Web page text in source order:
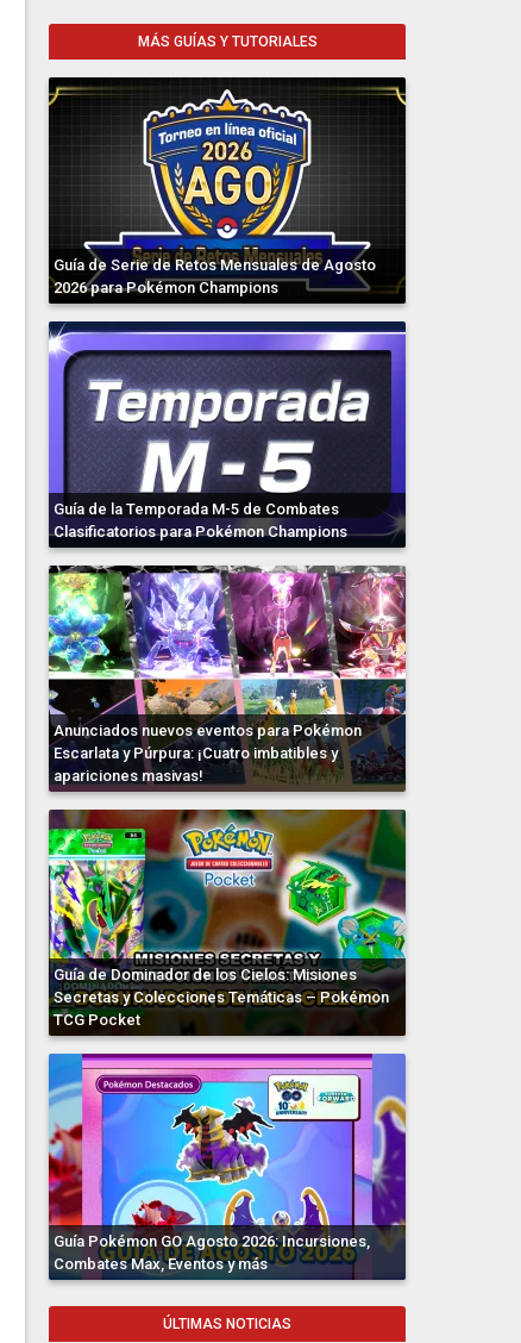
MÁS GUÍAS Y TUTORIALES
Guía de Serie de Retos Mensuales de Agosto
2026 para Pokémon Champions
Guía de la Temporada M-5 de Combates
Clasificatorios para Pokémon Champions
Anunciados nuevos eventos para Pokémon
Escarlata y Púrpura: ¡Cuatro imbatibles y
apariciones masivas!
Guía de Dominador de los Cielos: Misiones
Secretas y Colecciones Temáticas – Pokémon
TCG Pocket
Guía Pokémon GO Agosto 2026: Incursiones,
Combates Max, Eventos y más
ÚLTIMAS NOTICIAS